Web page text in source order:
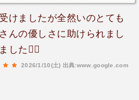
けましたが全然いのとても
んの優しさに助けられまし
した🙇‍♂️
2026/1/10(土) 出典:www.google.com